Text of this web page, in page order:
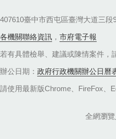
407610臺中市西屯區臺灣大道三段
各機關聯絡資訊 ， 市府電子報
若有具體檢舉、建議或陳情案件，
辦公日期： 政府行政機關辦公日曆
請使用最新版Chrome、FireFox、
全網瀏